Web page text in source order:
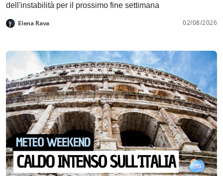
dell'instabilità per il prossimo fine settimana
Elena Rava 02/08/2026